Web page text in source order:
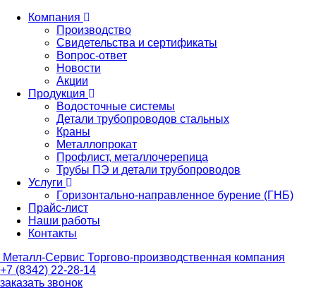
Компания
Производство
Свидетельства и сертификаты
Вопрос-ответ
Новости
Акции
Продукция
Водосточные системы
Детали трубопроводов стальных
Краны
Металлопрокат
Профлист, металлочерепица
Трубы ПЭ и детали трубопроводов
Услуги
Горизонтально-направленное бурение (ГНБ)
Прайс-лист
Наши работы
Контакты
Металл-Сервис Торгово-производственная компания
+7 (8342) 22-28-14
заказать звонок